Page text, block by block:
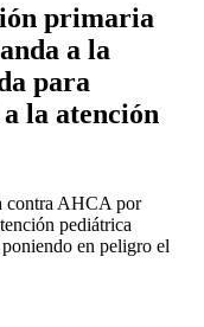
primaria
a la
para
la atención
contra AHCA por
pediátrica
en peligro el